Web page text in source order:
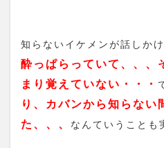
知らないイケメンが話しかけ
酔っぱらっていて、、、
まり覚えていない・・・
り、カバンから知らない
た、、、
なんていうことも